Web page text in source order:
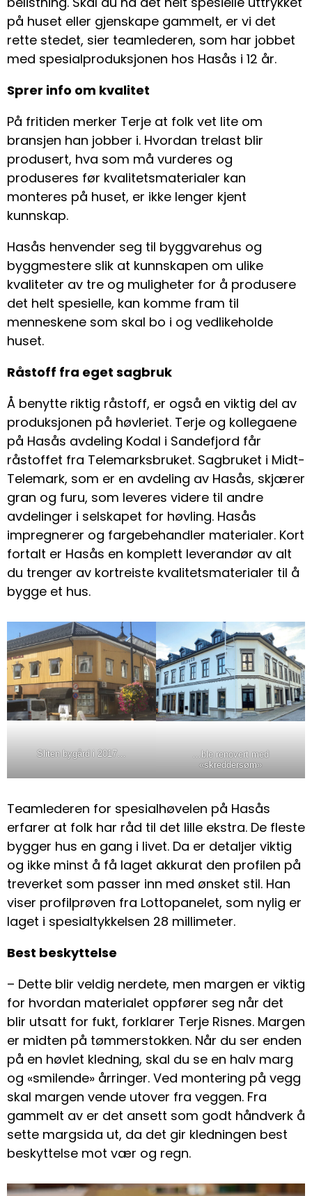
på huset eller gjenskape gammelt, er vi det
rette stedet, sier teamlederen, som har jobbet
med spesialproduksjonen hos Hasås i 12 år.
Sprer info om kvalitet
På fritiden merker Terje at folk vet lite om
bransjen han jobber i. Hvordan trelast blir
produsert, hva som må vurderes og
produseres før kvalitetsmaterialer kan
monteres på huset, er ikke lenger kjent
kunnskap.
Hasås henvender seg til byggvarehus og
byggmestere slik at kunnskapen om ulike
kvaliteter av tre og muligheter for å produsere
det helt spesielle, kan komme fram til
menneskene som skal bo i og vedlikeholde
huset.
Råstoff fra eget sagbruk
Å benytte riktig råstoff, er også en viktig del av
produksjonen på høvleriet. Terje og kollegaene
på Hasås avdeling Kodal i Sandefjord får
råstoffet fra Telemarksbruket. Sagbruket i Midt-
Telemark, som er en avdeling av Hasås, skjærer
gran og furu, som leveres videre til andre
avdelinger i selskapet for høvling. Hasås
impregnerer og fargebehandler materialer. Kort
fortalt er Hasås en komplett leverandør av alt
du trenger av kortreiste kvalitetsmaterialer til å
bygge et hus.
Sliten bygård i 2017…
…ble renovert med
«skreddersøm»
Teamlederen for spesialhøvelen på Hasås
erfarer at folk har råd til det lille ekstra. De fleste
bygger hus en gang i livet. Da er detaljer viktig
og ikke minst å få laget akkurat den profilen på
treverket som passer inn med ønsket stil. Han
viser profilprøven fra Lottopanelet, som nylig er
laget i spesialtykkelsen 28 millimeter.
Best beskyttelse
– Dette blir veldig nerdete, men margen er viktig
for hvordan materialet oppfører seg når det
blir utsatt for fukt, forklarer Terje Risnes. Margen
er midten på tømmerstokken. Når du ser enden
på en høvlet kledning, skal du se en halv marg
og «smilende» årringer. Ved montering på vegg
skal margen vende utover fra veggen. Fra
gammelt av er det ansett som godt håndverk å
sette margsida ut, da det gir kledningen best
beskyttelse mot vær og regn.